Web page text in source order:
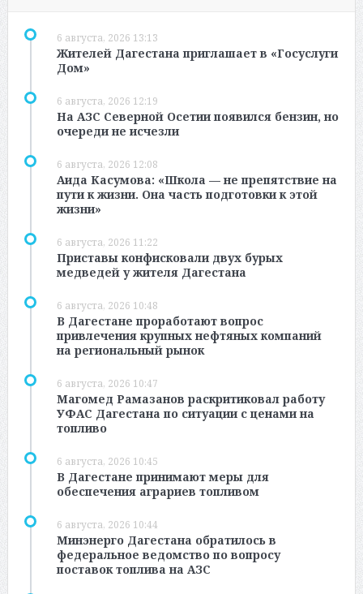
6 августа, 2026 13:13
Жителей Дагестана приглашает в «Госуслуги
Дом»
6 августа, 2026 12:19
На АЗС Северной Осетии появился бензин, но
очереди не исчезли
6 августа, 2026 12:08
Аида Касумова: «Школа — не препятствие на
пути к жизни. Она часть подготовки к этой
жизни»
6 августа, 2026 11:22
Приставы конфисковали двух бурых
медведей у жителя Дагестана
6 августа, 2026 10:48
В Дагестане проработают вопрос
привлечения крупных нефтяных компаний
на региональный рынок
6 августа, 2026 10:47
Магомед Рамазанов раскритиковал работу
УФАС Дагестана по ситуации с ценами на
топливо
6 августа, 2026 10:45
В Дагестане принимают меры для
обеспечения аграриев топливом
6 августа, 2026 10:44
Минэнерго Дагестана обратилось в
федеральное ведомство по вопросу
поставок топлива на АЗС